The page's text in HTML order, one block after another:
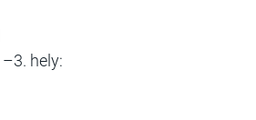
hely: